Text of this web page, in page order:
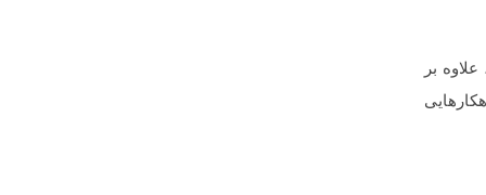
بر